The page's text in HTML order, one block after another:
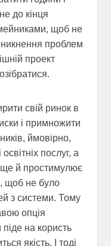
до кінця
щоб не
проблем
проект
свій ринок в
і примножити
ймовірно,
послуг, а
й простимулює
щоб не було
з системи. Тому
опція
піде на користь
якість. І тоді